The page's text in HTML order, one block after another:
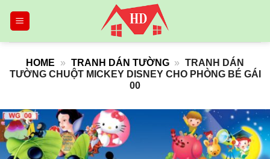
HOME » TRANH DÁN TƯỜNG » TRANH DÁN
TƯỜNG CHUỘT MICKEY DISNEY CHO PHÒNG BÉ GÁI
00